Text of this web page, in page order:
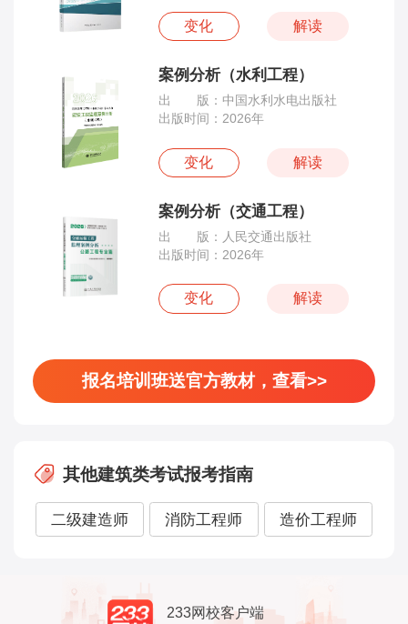
变化 解读
案例分析（水利工程）
出 版：中国水利水电出版社
出版时间：2026年
变化 解读
案例分析（交通工程）
出 版：人民交通出版社
出版时间：2026年
变化 解读
报名培训班送官方教材，查看>>
其他建筑类考试报考指南
二级建造师 消防工程师 造价工程师
233网校客户端